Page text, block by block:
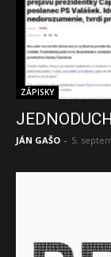
ZÁPISKY
JÁN GAŠO - 5.